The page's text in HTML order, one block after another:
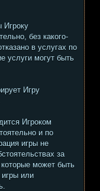
Игроку
без какого-
в услугах по
услуги могут быть
Игру
Игроком
и по
игры не
за
может быть
игры или